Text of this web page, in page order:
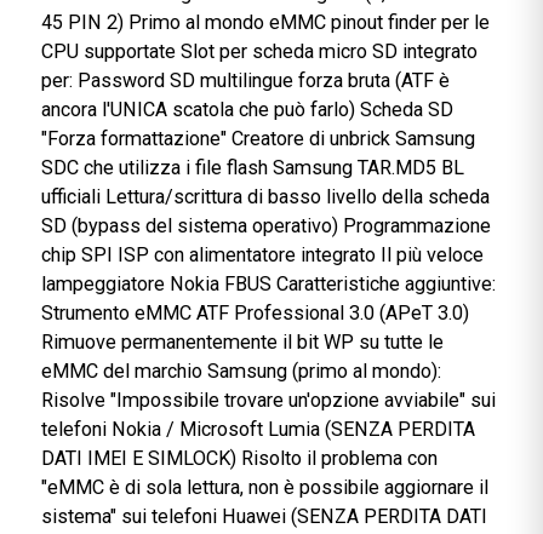
della SCATOLA D'ORO ATF:
È ORO USB 2.0 HS 480 Mbps La più veloce velocità
lettura/scrittura JTAG per CPU Qualcomm (30 MHz)
Alimentatore VBATT integrato per l'alimentazione dei
telefoni durante le procedure JTAG (4,20V su RJ-45
PIN 1) La più veloce velocità di lettura/scrittura
eMMC per qualsiasi CPU per 1-BIT @ SDR 15 MHz
Alimentatore singolo eMMC integrato (3,00 V su RJ-
45 PIN 2) Primo al mondo eMMC pinout finder per le
CPU supportate Slot per scheda micro SD integrato
per: Password SD multilingue forza bruta (ATF è
ancora l'UNICA scatola che può farlo) Scheda SD
"Forza formattazione" Creatore di unbrick Samsung
SDC che utilizza i file flash Samsung TAR.MD5 BL
ufficiali Lettura/scrittura di basso livello della scheda
SD (bypass del sistema operativo)
chip SPI ISP con alimentatore integrato Il più veloce